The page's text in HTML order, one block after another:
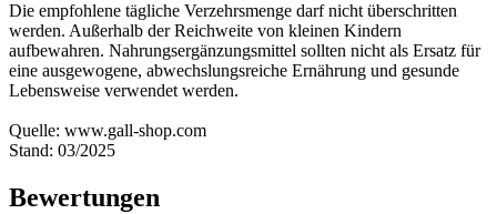
Die empfohlene tägliche Verzehrsmenge darf nicht überschritten
werden. Außerhalb der Reichweite von kleinen Kindern
aufbewahren. Nahrungsergänzungsmittel sollten nicht als Ersatz für
eine ausgewogene, abwechslungsreiche Ernährung und gesunde
Lebensweise verwendet werden.
Quelle: www.gall-shop.com
Stand: 03/2025
Bewertungen